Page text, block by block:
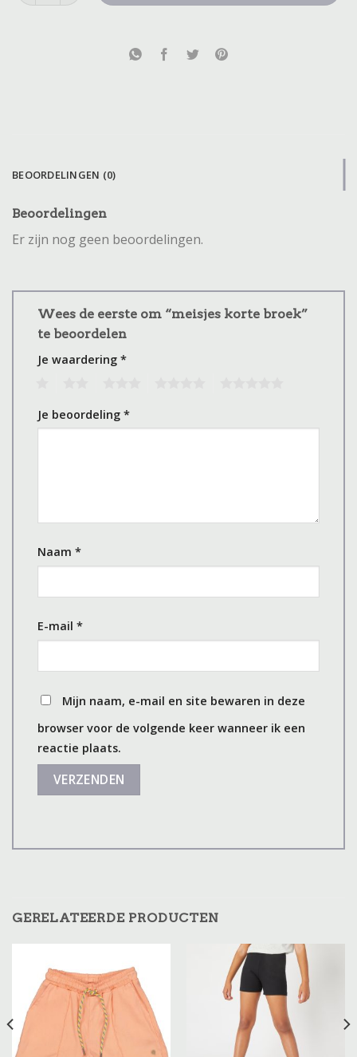
BEOORDELINGEN (0)
Beoordelingen
Er zijn nog geen beoordelingen.
Wees de eerste om “meisjes korte broek”
te beoordelen
Je waardering *
Je beoordeling *
Naam *
E-mail *
Mijn naam, e-mail en site bewaren in deze
browser voor de volgende keer wanneer ik een
reactie plaats.
GERELATEERDE PRODUCTEN